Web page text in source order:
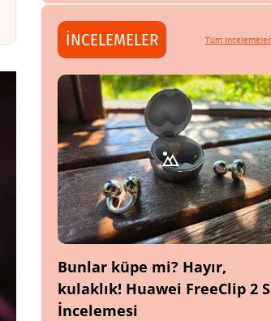
İNCELEMELER Tüm
Bunlar küpe mi? Hayır,
kulaklık! Huawei FreeClip 2 S
İncelemesi